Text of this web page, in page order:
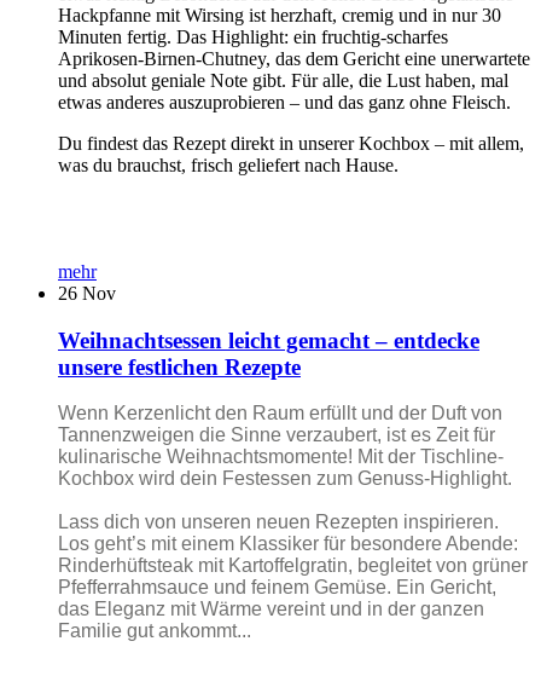
Hackpfanne mit Wirsing ist herzhaft, cremig und in nur 30
Minuten fertig. Das Highlight: ein fruchtig-scharfes
Aprikosen-Birnen-Chutney, das dem Gericht eine unerwartete
und absolut geniale Note gibt. Für alle, die Lust haben, mal
etwas anderes auszuprobieren – und das ganz ohne Fleisch.
Du findest das Rezept direkt in unserer Kochbox – mit allem,
was du brauchst, frisch geliefert nach Hause.
mehr
26 Nov
Weihnachtsessen leicht gemacht – entdecke
unsere festlichen Rezepte
Wenn Kerzenlicht den Raum erfüllt und der Duft von
Tannenzweigen die Sinne verzaubert, ist es Zeit für
kulinarische Weihnachtsmomente! Mit der Tischline-
Kochbox wird dein Festessen zum Genuss-Highlight.
Lass dich von unseren neuen Rezepten inspirieren.
Los geht’s mit einem Klassiker für besondere Abende:
Rinderhüftsteak mit Kartoffelgratin, begleitet von grüner
Pfefferrahmsauce und feinem Gemüse. Ein Gericht,
das Eleganz mit Wärme vereint und in der ganzen
Familie gut ankommt...